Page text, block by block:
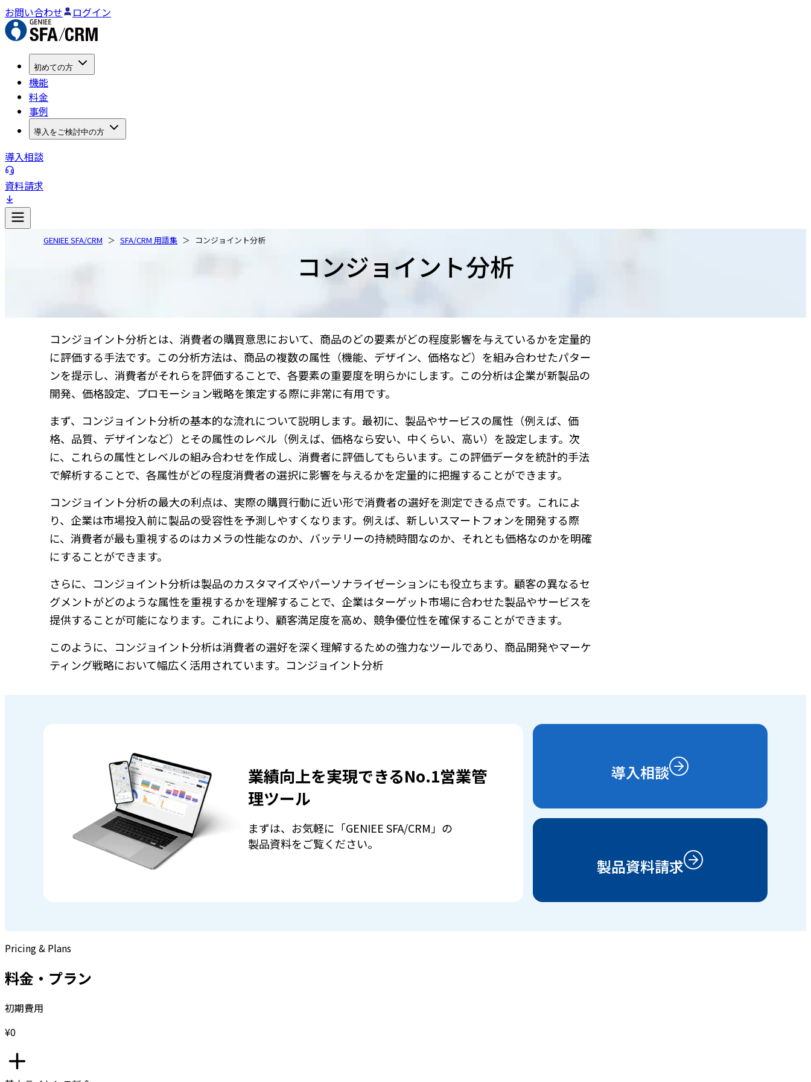
お問い合わせ ログイン
初めての方
機能
料金
事例
導入をご検討中の方
導入相談
資料請求
GENIEE SFA/CRM SFA/CRM 用語集 コンジョイント分析
コンジョイント分析
コンジョイント分析とは、消費者の購買意思において、商品のどの要素がどの程度影響を与えているかを定量的
に評価する手法です。この分析方法は、商品の複数の属性（機能、デザイン、価格など）を組み合わせたパター
ンを提示し、消費者がそれらを評価することで、各要素の重要度を明らかにします。この分析は企業が新製品の
開発、価格設定、プロモーション戦略を策定する際に非常に有用です。
まず、コンジョイント分析の基本的な流れについて説明します。最初に、製品やサービスの属性（例えば、価
格、品質、デザインなど）とその属性のレベル（例えば、価格なら安い、中くらい、高い）を設定します。次
に、これらの属性とレベルの組み合わせを作成し、消費者に評価してもらいます。この評価データを統計的手法
で解析することで、各属性がどの程度消費者の選択に影響を与えるかを定量的に把握することができます。
コンジョイント分析の最大の利点は、実際の購買行動に近い形で消費者の選好を測定できる点です。これによ
り、企業は市場投入前に製品の受容性を予測しやすくなります。例えば、新しいスマートフォンを開発する際
に、消費者が最も重視するのはカメラの性能なのか、バッテリーの持続時間なのか、それとも価格なのかを明確
にすることができます。
さらに、コンジョイント分析は製品のカスタマイズやパーソナライゼーションにも役立ちます。顧客の異なるセ
グメントがどのような属性を重視するかを理解することで、企業はターゲット市場に合わせた製品やサービスを
提供することが可能になります。これにより、顧客満足度を高め、競争優位性を確保することができます。
このように、コンジョイント分析は消費者の選好を深く理解するための強力なツールであり、商品開発やマーケ
ティング戦略において幅広く活用されています。コンジョイント分析
業績向上を実現できるNo.1営業管
理ツール
まずは、お気軽に「GENIEE SFA/CRM」の
製品資料をご覧ください。
導入相談
製品資料請求
Pricing & Plans
料金・プラン
初期費用
¥0